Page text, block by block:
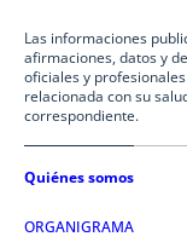
Las informaciones
afirmaciones, datos y
oficiales y
relacionada con su
correspondiente.
Quiénes somos
ORGANIGRAMA